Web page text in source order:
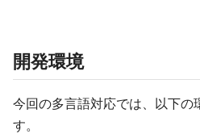
開発環境
今回の多言語対応では、以下の
す。